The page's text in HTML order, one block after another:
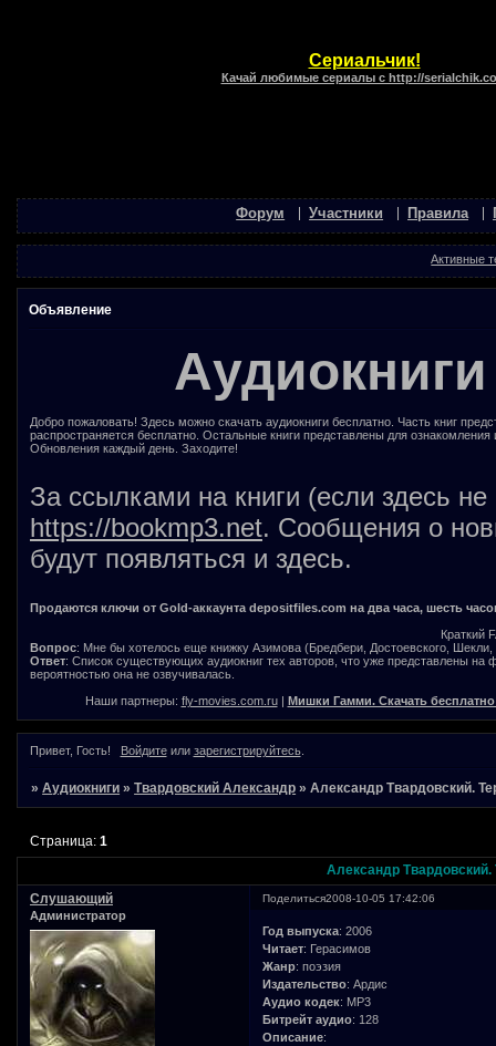
Сериальчик!
Качай любимые сериалы с http://
Форум Участники Правила
Активные
Объявление
Добро пожаловать! Здесь можно скачать аудиокниги бесплатно. Часть книг
распространяется бесплатно. Остальные книги представлены для
Обновления каждый день. Заходите!
За ссылками на книги (если здесь
https://bookmp3.net. Сообщения о
будут появляться и здесь.
Продаются ключи от Gold-аккаунта depositfiles.com на два часа, шесть
Краткий
Вопрос: Мне бы хотелось еще книжку Азимова (Бредбери, Достоевского, Шекли,
Ответ: Список существующих аудиокниг тех авторов, что уже представлены на
вероятностью она не озвучивалась.
Наши партнеры: fly-movies.com.ru| Мишки Гамми. Скачать
Привет, Гость! Войдитеили зарегистрируйтесь.
»Аудиокниги »Твардовский Александр »Александр Твардовский.
Александр Твардовский.
Страница:1
Поделиться2008-10-05 17:42:06
Слушающий
Администратор
Год выпуска: 2006
Читает: Герасимов
Жанр: поэзия
Издательство: Ардис
Аудио кодек: MP3
Битрейт аудио: 128
Описание: